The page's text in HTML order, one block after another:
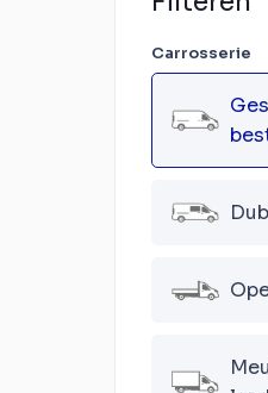
Carrosserie